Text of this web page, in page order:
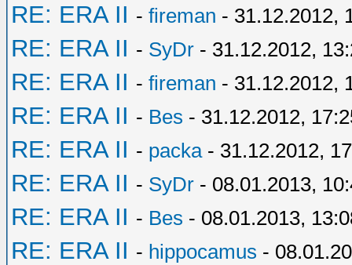
RE: ERA II - fireman - 31.12.2012,
RE: ERA II - SyDr - 31.12.2012,
RE: ERA II - fireman - 31.12.2012,
RE: ERA II - Bes - 31.12.2012,
RE: ERA II - packa- 31.12.2012,
RE: ERA II - SyDr - 08.01.2013,
RE: ERA II - Bes - 08.01.2013,
RE: ERA II - hippocamus -